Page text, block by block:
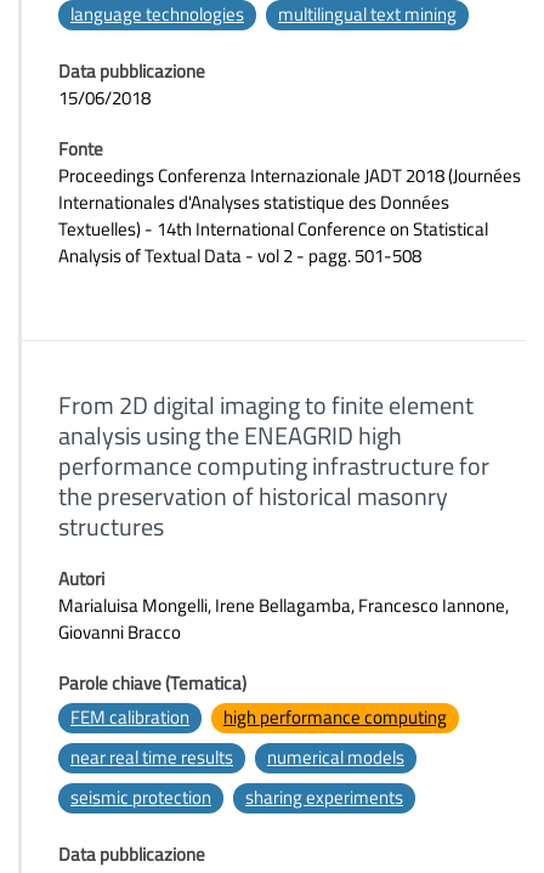
language technologies
multilingual text mining
Data pubblicazione
15/06/2018
Fonte
Proceedings Conferenza Internazionale JADT 2018 (Journées
Internationales d'Analyses statistique des Données
Textuelles) - 14th International Conference on Statistical
Analysis of Textual Data - vol 2 - pagg. 501-508
From 2D digital imaging to finite element
analysis using the ENEAGRID high
performance computing infrastructure for
the preservation of historical masonry
structures
Autori
Marialuisa Mongelli, Irene Bellagamba, Francesco Iannone,
Giovanni Bracco
Parole chiave (Tematica)
FEM calibration
high performance computing
near real time results
numerical models
seismic protection
sharing experiments
Data pubblicazione